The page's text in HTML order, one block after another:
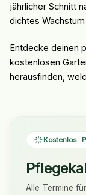
jährlicher Schnitt
dichtes
Entdecke deinen
kostenlosen
herausfinden,
Kostenlos ·
Alle Termine